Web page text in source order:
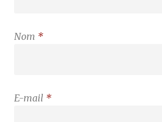
Nom *
E-mail *